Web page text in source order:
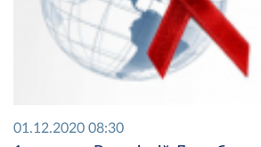
01.12.2020 08:30